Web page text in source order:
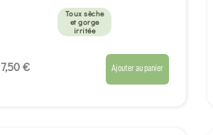
Toux sèche
et gorge
irritée
7,50 € Ajouter au panier